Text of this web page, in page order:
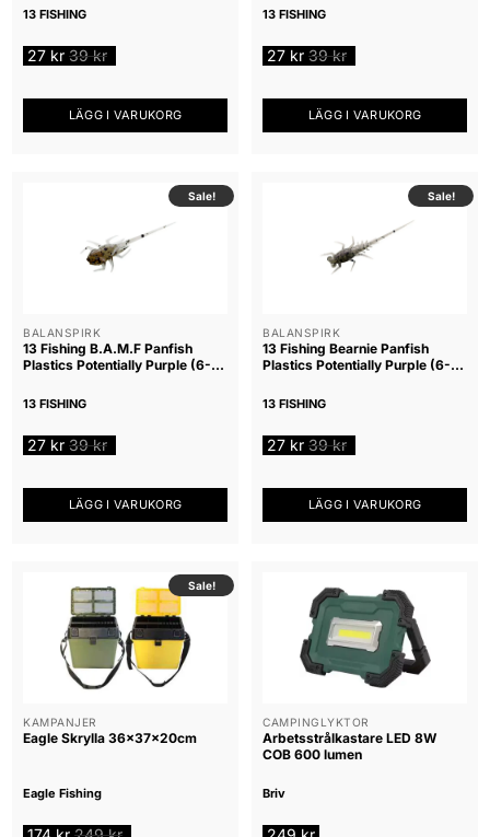
13 FISHING
27 kr 39kr
LÄGG I VARUKORG
13 FISHING
27 kr 39kr
LÄGG I VARUKORG
Sale!
BALANSPIRK
13 Fishing B.A.M.F Panfish
Plastics Potentially Purple (6-
13 FISHING
27 kr 39kr
LÄGG I VARUKORG
Sale!
BALANSPIRK
13 Fishing Bearnie Panfish
Plastics Potentially Purple (6-
13 FISHING
27 kr 39kr
LÄGG I VARUKORG
Sale!
KAMPANJER
Eagle Skrylla 36x37x20cm
Eagle Fishing
CAMPINGLYKTOR
Arbetsstrålkastare LED 8W
COB 600 lumen
Briv